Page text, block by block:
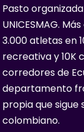
Pasto
UNICESMAG.
3.000 atletas en
recreativa y 10K
corredores de
departamento
propia que
colombiano.